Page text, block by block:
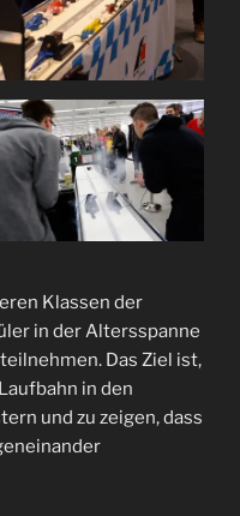
Klassen der
in der Altersspanne
Das Ziel ist,
in den
und zu zeigen, dass